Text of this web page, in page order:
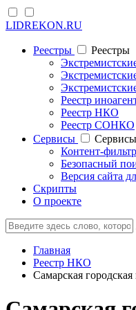
LIDREKON.RU
Реестры
Реестры
Реестр
Реестр НКО
Реестр СОНКО
Cервисы
Cервисы
Контент-фильтр
Безопасный
Версия сайта
Скрипты
О проекте
Главная
Реестр НКО
Самарская